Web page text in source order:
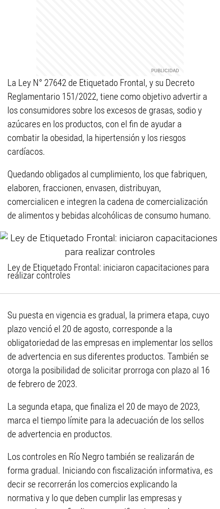
La Ley N° 27642 de Etiquetado Frontal, y su Decreto
Reglamentario 151/2022, tiene como objetivo advertir a
los consumidores sobre los excesos de grasas, sodio y
azúcares en los productos, con el fin de ayudar a
combatir la obesidad, la hipertensión y los riesgos
cardíacos.
Quedando obligados al cumplimiento, los que fabriquen,
elaboren, fraccionen, envasen, distribuyan,
comercialicen e integren la cadena de comercialización
de alimentos y bebidas alcohólicas de consumo humano.
Ley de Etiquetado Frontal: iniciaron capacitaciones para
realizar controles
Su puesta en vigencia es gradual, la primera etapa, cuyo
plazo venció el 20 de agosto, corresponde a la
obligatoriedad de las empresas en implementar los sellos
de advertencia en sus diferentes productos. También se
otorga la posibilidad de solicitar prorroga con plazo al 16
de febrero de 2023.
La segunda etapa, que finaliza el 20 de mayo de 2023,
marca el tiempo límite para la adecuación de los sellos
de advertencia en productos.
Los controles en Río Negro también se realizarán de
forma gradual. Iniciando con fiscalización informativa, es
decir se recorrerán los comercios explicando la
normativa y lo que deben cumplir las empresas y